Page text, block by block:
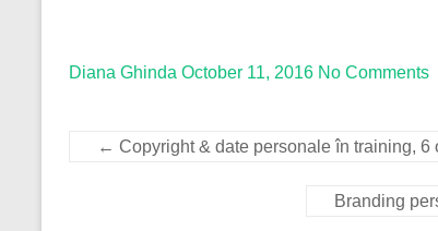
Diana Ghinda October 11, 2016 No Comments
← Copyright & date personale în training, 6
Branding